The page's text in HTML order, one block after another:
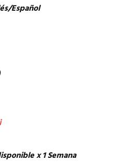
Español
x 1 Semana